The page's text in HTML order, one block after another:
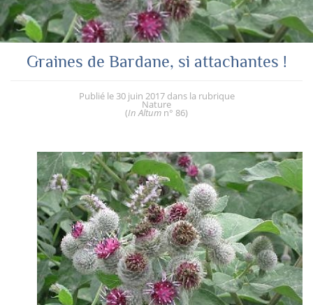
Graines de Bardane, si attachantes !
Publié le 30 juin 2017 dans la rubrique
Nature
(In Altum n° 86)